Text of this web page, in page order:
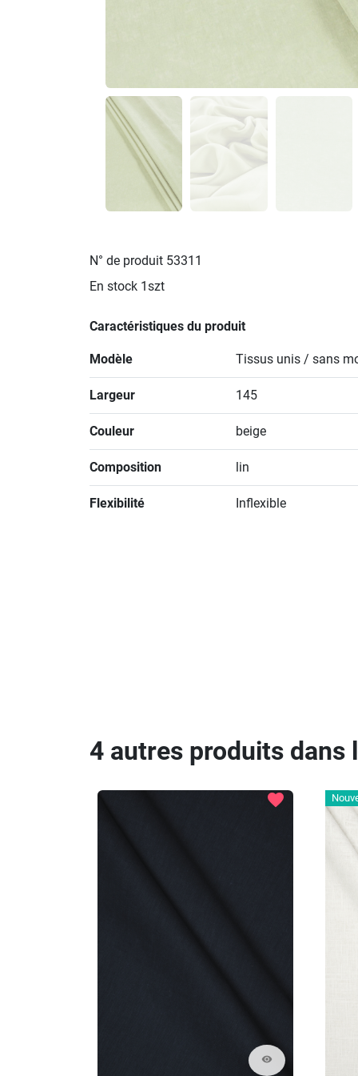
N° de produit 53311
En stock 1szt
Caractéristiques du produit
Modèle Tissus unis / sans
Largeur 145
Couleur beige
Composition lin
Flexibilité Inflexible
4 autres produits dans
visibility
favorite